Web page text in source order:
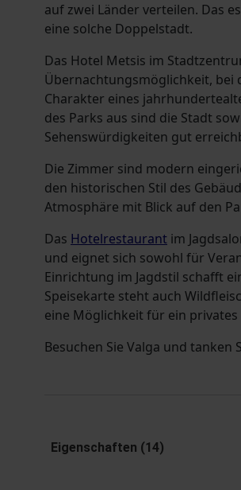
auf zwei Länder verteilen. Das
eine solche Doppelstadt.
Das Hotel Metsis im
Übernachtungsmöglichkeit, bei
Charakter eines
des Parks aus sind die Stadt
Sehenswürdigkeiten gut
Die Zimmer sind modern
den historischen Stil des
Atmosphäre mit Blick auf den
Das Hotelrestaurant im
und eignet sich sowohl für
Einrichtung im Jagdstil schafft
Speisekarte steht auch
eine Möglichkeit für ein
Besuchen Sie Valga und tanken
Eigenschaften (14)